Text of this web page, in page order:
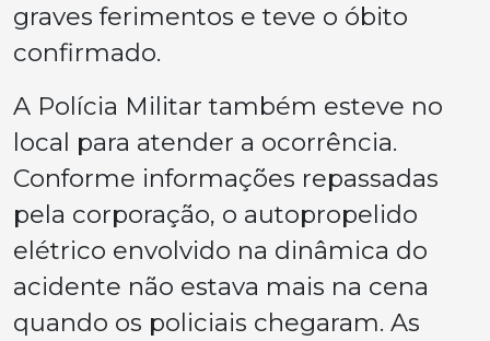
graves ferimentos e teve o óbito
confirmado.
A Polícia Militar também esteve no
local para atender a ocorrência.
Conforme informações repassadas
pela corporação, o autopropelido
elétrico envolvido na dinâmica do
acidente não estava mais na cena
quando os policiais chegaram. As